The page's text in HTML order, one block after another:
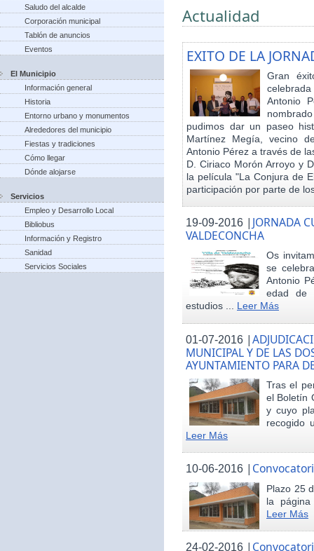
Saludo del alcalde
Corporación municipal
Tablón de anuncios
Eventos
El Municipio
Información general
Historia
Entorno urbano y monumentos
Alrededores del municipio
Fiestas y tradiciones
Cómo llegar
Dónde alojarse
Servicios
Empleo y Desarrollo Local
Bibliobus
Información y Registro
Sanidad
Servicios Sociales
Actualidad
EXITO DE LA
Gran
Antonio
pudimos dar un paseo
Martínez Megía, vecino
Antonio Pérez a través de
D. Ciriaco Morón Arroyo y
la película "La Conjura de
participación por parte de
19-09-2016 | JORNADA
VALDECONCHA
Os
se
Antonio
edad de
estudios ... Leer Más
01-07-2016 |
MUNICIPAL Y DE LAS
AYUNTAMIENTO PARA
Tras el
el Boletín
y cuyo
recogido
Leer Más
10-06-2016 |
Plazo 25
la
Leer Más
24-02-2016 |